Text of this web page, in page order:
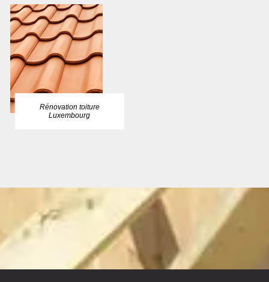
Rénovation toiture
Luxembourg